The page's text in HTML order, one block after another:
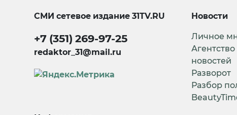
СМИ сетевое издание31TV.RU
+7 (351) 269-97-25
redaktor_31@mail.ru
Новости
Личное
новостей
Разворот
Разбор